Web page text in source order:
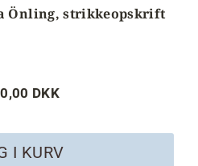
Önling, strikkeopskrift
Normalpris
DKK
I KURV